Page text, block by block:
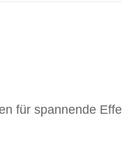
für spannende